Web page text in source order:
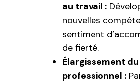
au travail :
nouvelles
sentiment
de fierté.
Élargissement
professionnel :